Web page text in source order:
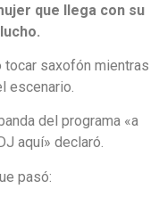
que llega con su
tocar saxofón mientras
escenario.
del programa «a
aquí» declaró.
pasó: